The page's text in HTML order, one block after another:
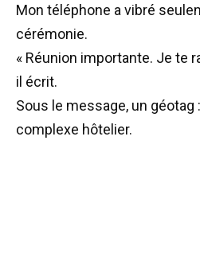
Mon téléphone a vibré
cérémonie.
« Réunion importante. Je te
il écrit.
Sous le message, un géotag
complexe hôtelier.